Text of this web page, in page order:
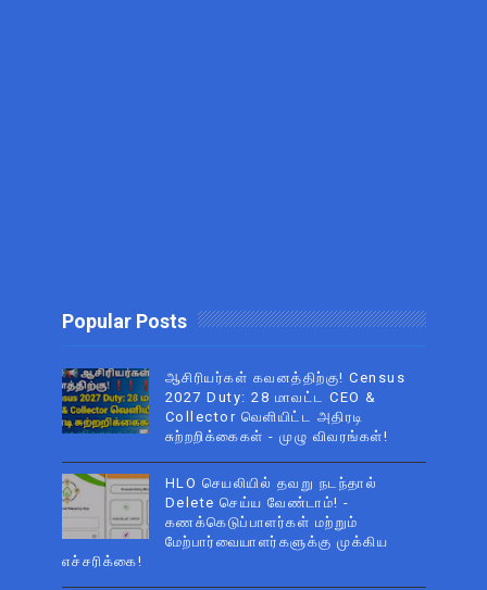
Popular Posts
ஆசிரியர்கள் கவனத்திற்கு! Census
2027 Duty: 28 மாவட்ட CEO &
Collector வெளியிட்ட அதிரடி
சுற்றறிக்கைகள் - முழு விவரங்கள்!
HLO செயலியில் தவறு நடந்தால்
Delete செய்ய வேண்டாம்! -
கணக்கெடுப்பாளர்கள் மற்றும்
மேற்பார்வையாளர்களுக்கு முக்கிய
எச்சரிக்கை!